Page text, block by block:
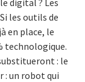
les outils de
en place, le
technologique.
: le
: un robot qui